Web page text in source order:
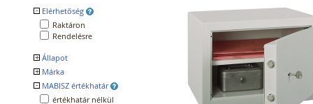
Páncélszekrények
Bedobós értékszéfek
Szuperkasszák
Speciális széfek
Fegyverszekrények
Hotelszéfek
Bandit Novice B2
Bandit Advance TA
Müller GO
GST-ISS Stuttgart
GST-ISS Hagen
Lloyd
GST-ISS Potsdam
- Elérhetőség
Raktáron
Rendelésre
+ Állapot
Kifutó
Új
+ Márka
BANDIT
MYSAFE
- MABISZ értékhatár
értékhatár nélkül